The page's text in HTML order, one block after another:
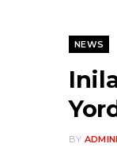
NEWS
BY